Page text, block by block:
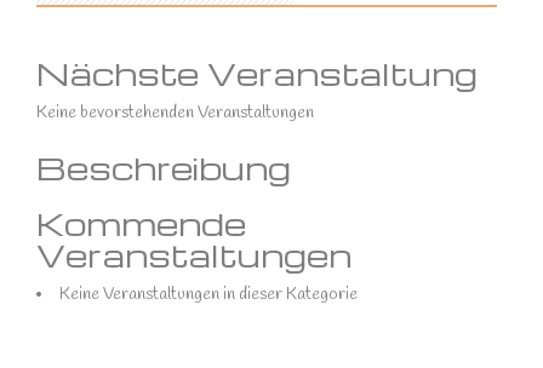
Nächste Veranstaltung
Keine bevorstehenden Veranstaltungen
Beschreibung
Kommende
Veranstaltungen
Keine Veranstaltungen in dieser Kategorie